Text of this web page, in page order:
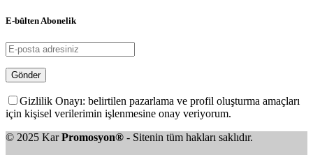
E-bülten Abonelik
Gizlilik Onayı: belirtilen pazarlama ve profil oluşturma amaçları
için kişisel verilerimin işlenmesine onay veriyorum.
© 2025 KarPromosyon® - Sitenin tüm hakları saklıdır.